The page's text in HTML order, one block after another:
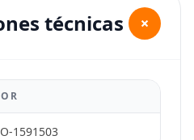
técnicas +
1591503